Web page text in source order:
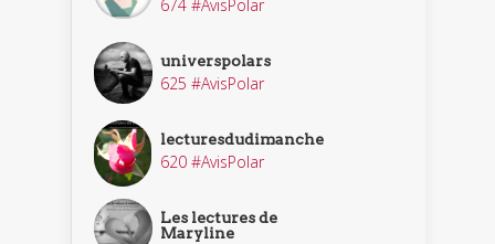
674 #AvisPolar
universpolars
625 #AvisPolar
lecturesdudimanche
620 #AvisPolar
Les lectures de
Maryline